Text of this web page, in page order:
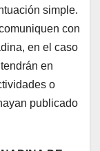
simple.
con
en el caso
en
o
publicado